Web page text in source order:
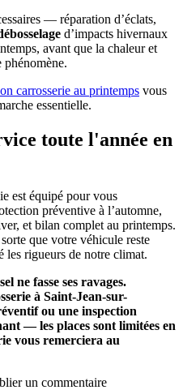
— réparation d’éclats,
d’impacts hivernaux
avant que la chaleur et
phénomène.
carrosserie au printemps vous
essentielle.
toute l'année en
est équipé pour vous
préventive à l’automne,
et bilan complet au printemps.
que votre véhicule reste
les rigueurs de notre climat.
ne fasse ses ravages.
à Saint-Jean-sur-
ou une inspection
— les places sont limitées en
vous remerciera au
un commentaire